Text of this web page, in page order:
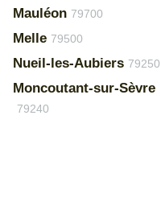
Mauléon 79700
Melle 79500
Nueil-les-Aubiers 79250
Moncoutant-sur-Sèvre
79240